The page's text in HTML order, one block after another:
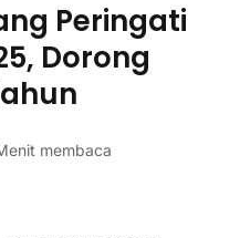
Peringati
Dorong
membaca